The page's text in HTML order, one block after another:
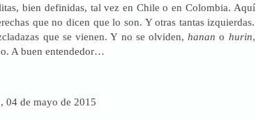
bien definidas, tal vez en Chile o en Colombia. Aquí
que no dicen que lo son. Y otras tantas izquierdas.
que se vienen. Y no se olviden,hanan o hurin,
A buen entendedor…
04 de mayo de 2015